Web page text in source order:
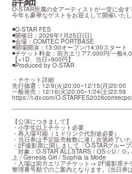
O-STAR所属の全アーティストが一堂に会す
今年も豪華なゲストをお迎えして開催いたし
◾️O-STAR FES
◾️開催日：2026年1月25日(日)
◾️会場：COMTEC PORTBASE
◾️開場開演：13:00オープン/14:00スタート
◾️チケット料金：前方エリア7,000円/一般
【+1D、当日+900円】
◾️Produced by O-STAR
・チケット詳細
先行抽選：12/9(火)20:00~12/15(月)20:00
https://t-dv.com/O-
【公演につきまして】
・小学生以上チケット必要
・再入場可能（１ドリンク代別途必要）
・当日券は予定販売枚数に達し次第終了いた
・2F撮影席に関しまして「O-STARグルー
対象：O-STAR ALLSTARS / OS☆U / Ｏ₂
上 / Genesis Girl / Sophià la Mode
・入場は前方エリアチケット→ 2F撮影席
整理番号順でのご案内となります。(当日券